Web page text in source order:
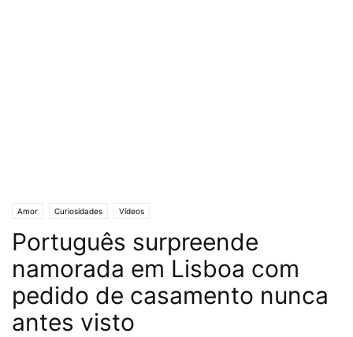
Amor Curiosidades Vídeos
Português surpreende
namorada em Lisboa com
pedido de casamento nunca
antes visto